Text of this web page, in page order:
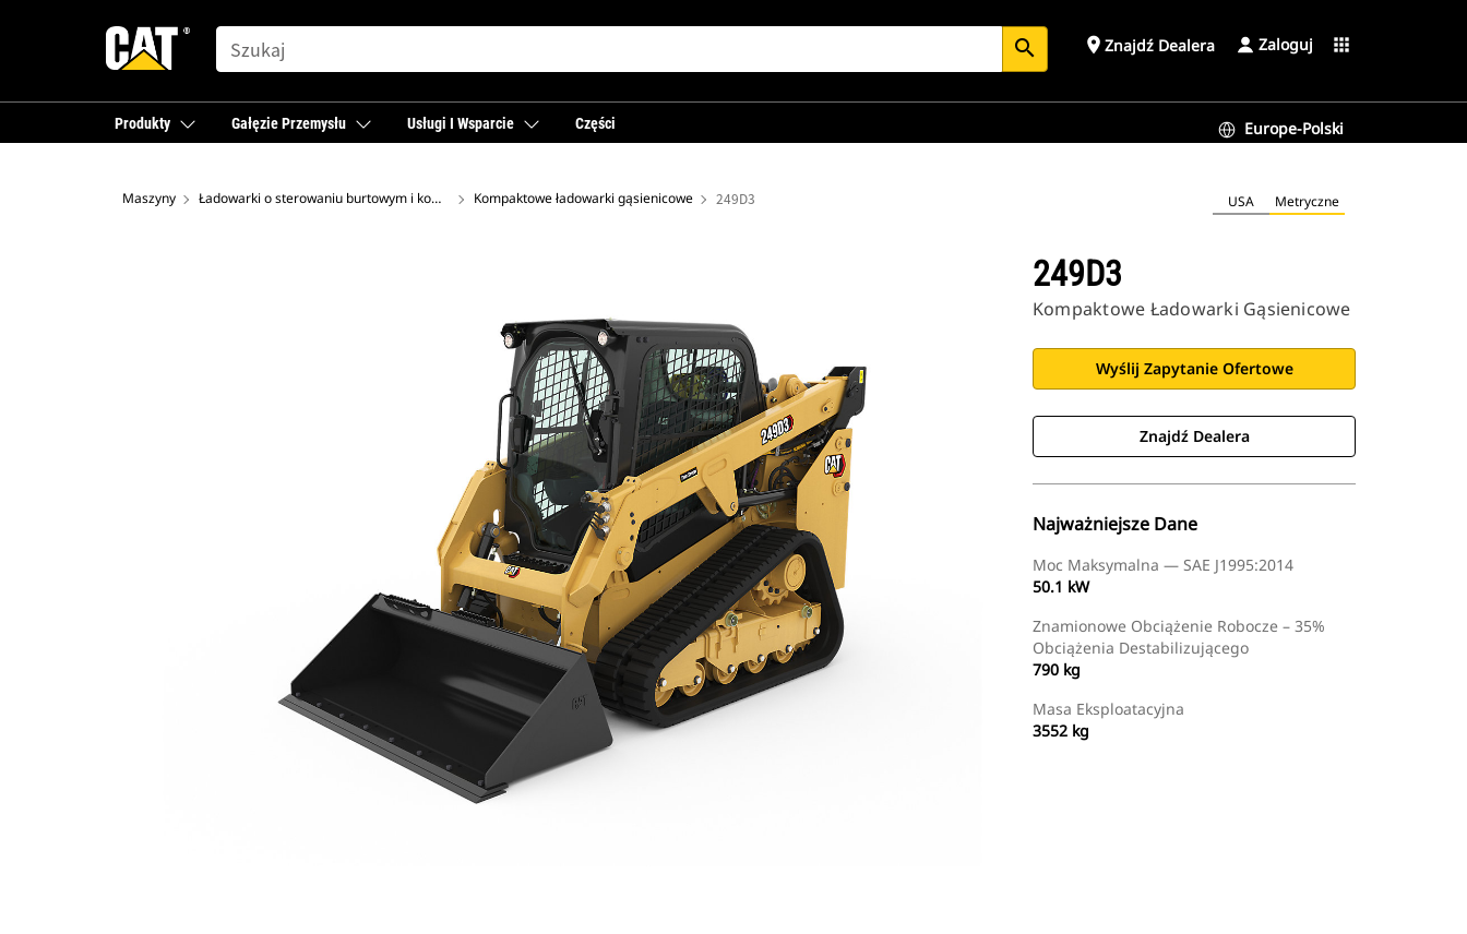
SEARCH search place Znajdź Dealera Zaloguj apps
Produkty Gałęzie Przemysłu Usługi I Wsparcie Części Europe-Polski
Maszyny Ładowarki o sterowaniu burtowym i kompaktowe ładowarki gąsienicowe Kompaktowe ładowarki gąsienicowe 249D3 USA Metryczne
249D3
Kompaktowe Ładowarki Gąsienicowe
Wyślij Zapytanie Ofertowe
Znajdź Dealera
Najważniejsze Dane
Moc Maksymalna — SAE J1995:2014
50.1 kW
Znamionowe Obciążenie Robocze – 35%
Obciążenia Destabilizującego
790 kg
Masa Eksploatacyjna
3552 kg